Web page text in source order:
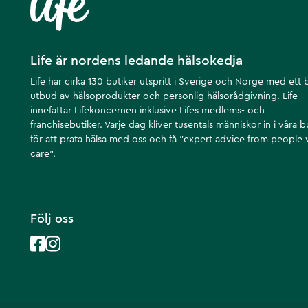
Life är nordens ledande hälsokedja
Life har cirka 130 butiker utspritt i Sverige och Norge med ett
utbud av hälsoprodukter och personlig hälsorådgivning. Life
innefattar Lifekoncernen inklusive Lifes medlems- och
franchisebutiker. Varje dag kliver tusentals människor in i våra
för att prata hälsa med oss och få ”expert advice from people
care”.
Följ oss